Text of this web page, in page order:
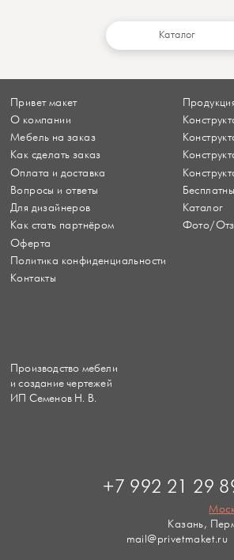
Каталог
Привет макет
О компании
Мебель на заказ
Как сделать заказ
Оплата и доставка
Вопросы и ответы
Для дизайнеров
Как стать партнёром
Оферта
Политика конфиденциальности
Контакты
Каталог
Фото/
Производство мебели
и создание чертежей
ИП Семенов Н. В.
+7 992 21 29
Казань,
mail@privetmaket.ru